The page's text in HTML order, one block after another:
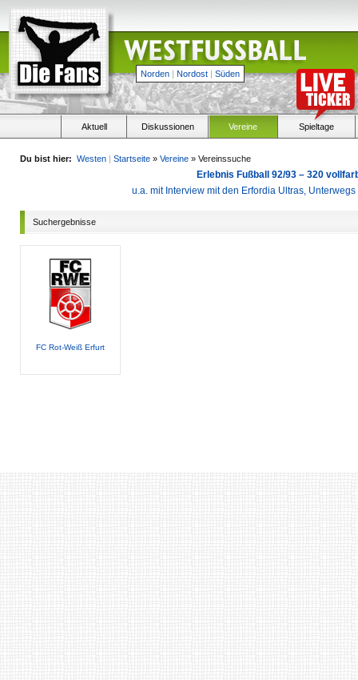
Norden | Nordost | Süden
Aktuell Diskussionen Vereine Spieltage
Du bist hier: Westen | Startseite » Vereine » Vereinssuche
Erlebnis Fußball 92/93 – 320
u.a. mit Interview mit den Erfordia Ultras,
Suchergebnisse
FC Rot-Weiß Erfurt